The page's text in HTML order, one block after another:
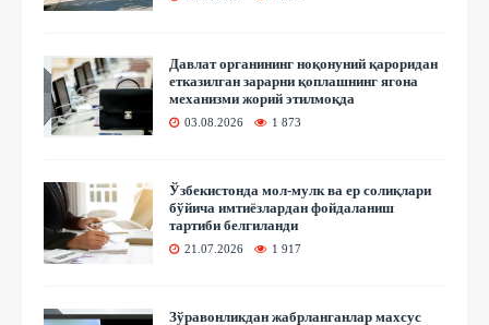
Давлат органининг ноқонуний қароридан
етказилган зарарни қоплашнинг ягона
механизми жорий этилмоқда
03.08.2026 1 873
Ўзбекистонда мол-мулк ва ер солиқлари
бўйича имтиёзлардан фойдаланиш
тартиби белгиланди
21.07.2026 1 917
Зўравонликдан жабрланганлар махсус